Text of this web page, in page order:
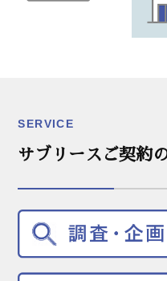
SERVICE
サブリースご契約